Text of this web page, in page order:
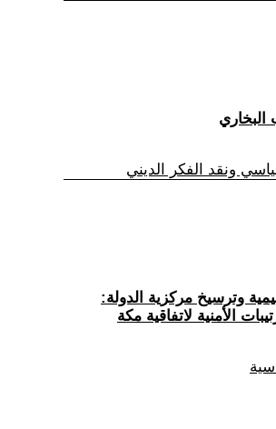
ونقد الفكر الديني
وترسيخ مركزية الدولة:
الأمنية لاتفاقية مكة